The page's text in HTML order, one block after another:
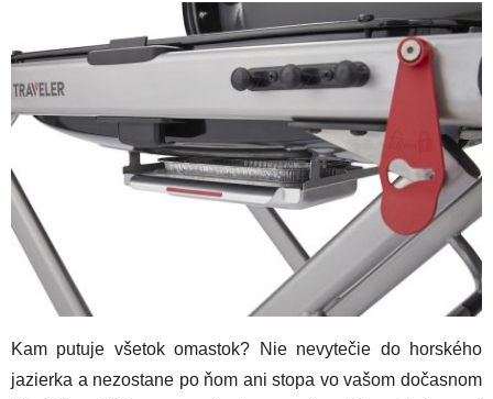
Kam putuje všetok omastok? Nie nevytečie do horského
jazierka a nezostane po ňom ani stopa vo vašom dočasnom